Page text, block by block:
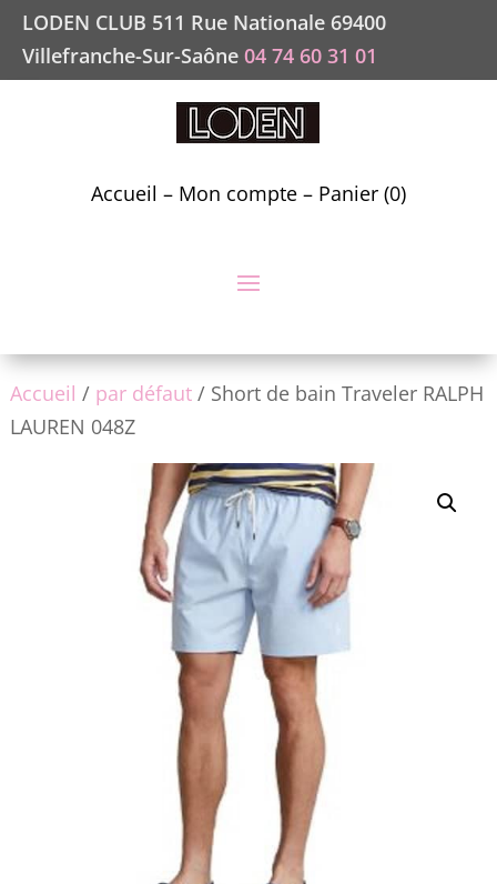
LODEN CLUB 511 Rue Nationale 69400
Villefranche-Sur-Saône 04 74 60 31 01
Accueil – Mon compte– Panier (0)
Accueil / par défaut/ Short de bain Traveler RALPH
LAUREN 048Z